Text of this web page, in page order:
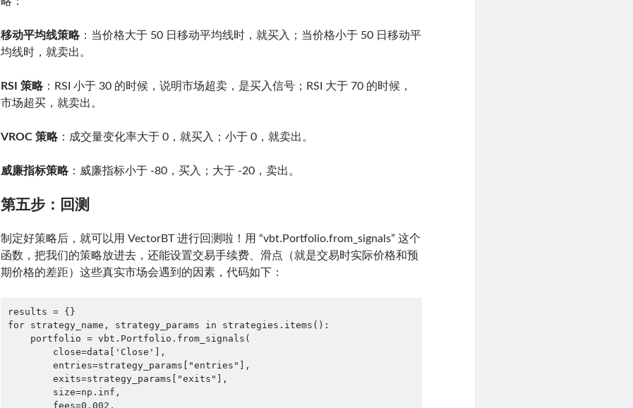
移动平均线策略：当价格大于 50 日移动平均线时，就买入；当价格小于 50 日移动平
均线时，就卖出。
RSI 策略：RSI 小于 30 的时候，说明市场超卖，是买入信号；RSI 大于 70 的时候，
市场超买，就卖出。
VROC 策略：成交量变化率大于 0，就买入；小于 0，就卖出。
威廉指标策略：威廉指标小于 -80，买入；大于 -20，卖出。
第五步：回测
制定好策略后，就可以用 VectorBT 进行回测啦！用 “vbt.Portfolio.from_signals” 这个
函数，把我们的策略放进去，还能设置交易手续费、滑点（就是交易时实际价格和预
期价格的差距）这些真实市场会遇到的因素，代码如下：
results = {}
for strategy_name, strategy_params in strategies.items():